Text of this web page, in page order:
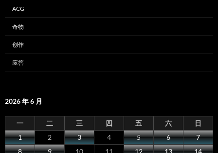
ACG
奇物
创作
应答
2026 年 6 月
一 二 三 四 五 六
日
1
2 3 4 5 6
7
8
9 10 11 12 13
14